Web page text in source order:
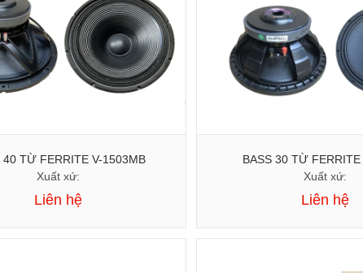
BASS 40 TỪ FERRITE V-1503MB
Xuất xứ:
Liên hệ
Xuất xứ:
Liên hệ